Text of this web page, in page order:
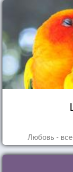
Любовь -